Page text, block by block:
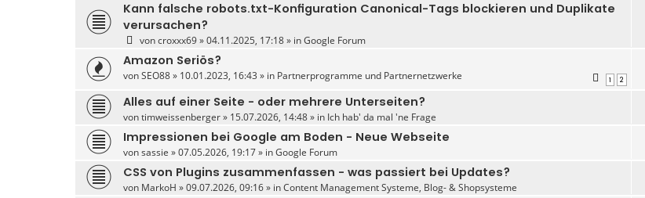
Kann falsche robots.txt-Konfiguration Canonical-Tags blockieren und Duplikate
verursachen?
voncroxxx69» 04.11.2025, 17:18 » inGoogle Forum
Amazon Seriös?
vonSEO88» 10.01.2023, 16:43 » in Partnerprogramme und Partnernetzwerke 1 2
Alles auf einer Seite - oder mehrere Unterseiten?
vontimweissenberger» 15.07.2026, 14:48 » in Ich hab' da mal 'ne Frage
Impressionen bei Google am Boden - Neue Webseite
vonsassie » 07.05.2026, 19:17 » inGoogle Forum
CSS von Plugins zusammenfassen - was passiert bei Updates?
von MarkoH » 09.07.2026, 09:16 » inContent Management Systeme, Blog- & Shopsysteme